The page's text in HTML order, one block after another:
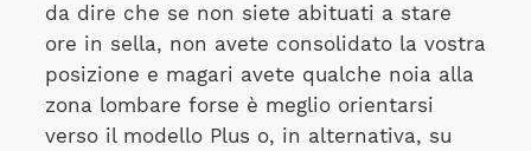
da dire che se non siete abituati a stare
ore in sella, non avete consolidato la vostra
posizione e magari avete qualche noia alla
zona lombare forse è meglio orientarsi
verso il modello Plus o, in alternativa, su